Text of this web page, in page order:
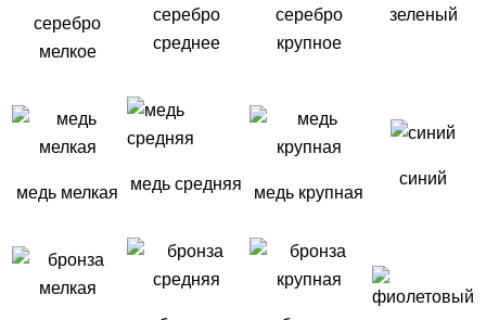
серебро
мелкое
серебро
среднее
серебро
крупное
зеленый
медь мелкая медь средняя медь крупная синий